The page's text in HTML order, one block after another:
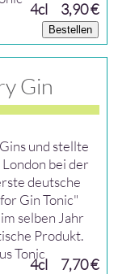
4cl 3,90 €
Bestellen
Gin
und stellte
bei der
deutsche
Gin Tonic"
selben Jahr
Produkt.
Tonic
4cl 7,70 €